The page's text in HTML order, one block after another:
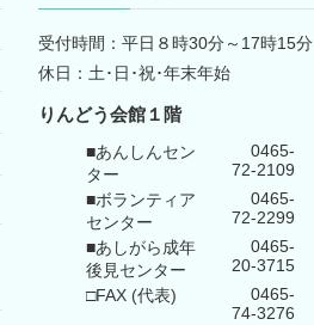
受付時間：平日８時30分～17時15分
休日：土･日･祝･年末年始
りんどう会館１階
■あんしんセン
ター
0465-
72-2109
■ボランティア
センター
0465-
72-2299
■あしがら成年
後見センター
0465-
20-3715
□FAX (代表)
0465-
74-3276